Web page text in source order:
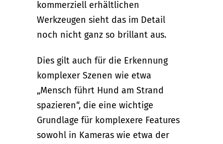
kommerziell erhältlichen
Werkzeugen sieht das im Detail
noch nicht ganz so brillant aus.
Dies gilt auch für die Erkennung
komplexer Szenen wie etwa
„Mensch führt Hund am Strand
spazieren“, die eine wichtige
Grundlage für komplexere Features
sowohl in Kameras wie etwa der